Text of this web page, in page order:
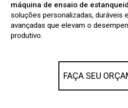
máquina de ensaio de
soluções personalizadas, duráveis
avançadas que elevam o
produtivo.
FAÇA SEU